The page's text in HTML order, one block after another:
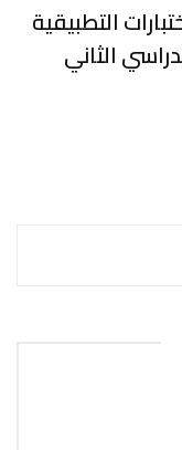
التطبيقية
الثاني